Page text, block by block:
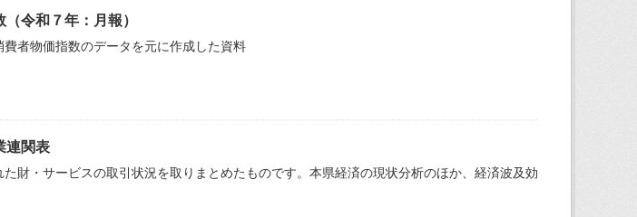
令和７年：月報）
者物価指数のデータを元に作成した資料
連関表
財・サービスの取引状況を取りまとめたものです。本県経済の現状分析のほか、経済波及効